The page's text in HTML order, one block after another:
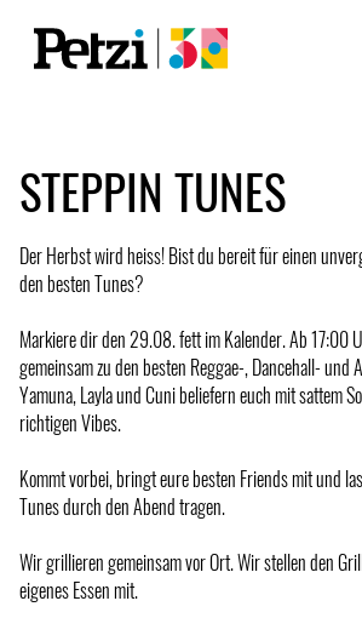
STEPPIN TUNES
Der Herbst wird heiss! Bist du bereit für einen
den besten Tunes?
Markiere dir den 29.08. fett im Kalender. Ab 17:00
gemeinsam zu den besten Reggae-, Dancehall- und
Yamuna, Layla und Cuni beliefern euch mit sattem
richtigen Vibes.
Kommt vorbei, bringt eure besten Friends mit und
Tunes durch den Abend tragen.
Wir grillieren gemeinsam vor Ort. Wir stellen den
eigenes Essen mit.